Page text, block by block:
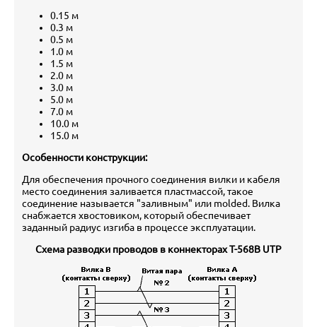
0.15 м
0.3 м
0.5 м
1.0 м
1.5 м
2.0 м
3.0 м
5.0 м
7.0 м
10.0 м
15.0 м
Особенности конструкции:
Для обеспечения прочного соединения вилки и кабеля
место соединения заливается пластмассой, такое
соединение называется "заливным" или molded. Вилка
снабжается хвостовиком, который обеспечивает
заданный радиус изгиба в процессе эксплуатации.
Схема разводки проводов в коннекторах T-568B UTP